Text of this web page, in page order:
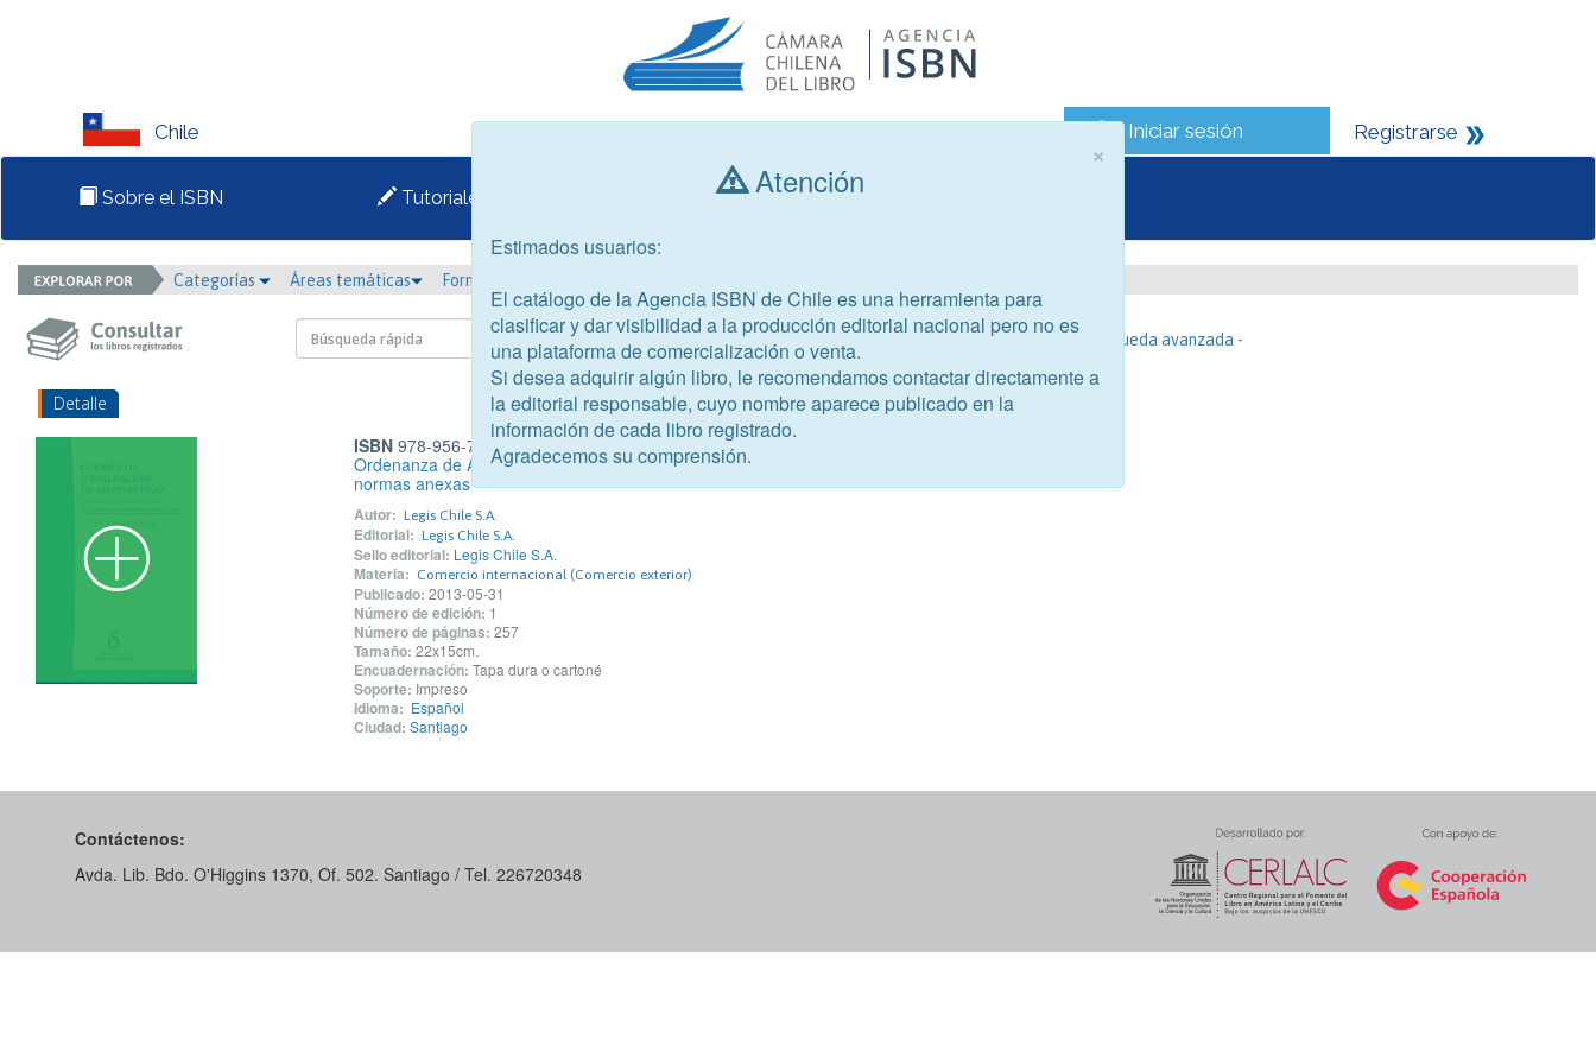
Chile Iniciar sesión Registrarse
Sobre el ISBN Tutoriales Consultar libros
Categorías Áreas temáticas Formato
- Búsqueda avanzada -
Detalle
ISBN978-956-7498-75-8
Ordenanza de Aduanas anotadas, comentada y
normas anexas
Autor: Legis Chile S.A.
Editorial: Legis Chile S.A.
Sello editorial: Legis Chile S.A.
Materia: Comercio internacional (Comercio exterior)
Publicado: 2013-05-31
Número de edición: 1
Número de páginas: 257
Tamaño: 22x15cm.
Encuadernación: Tapa dura o cartoné
Soporte: Impreso
Idioma: Español
Ciudad: Santiago
Contáctenos:
Avda. Lib. Bdo. O'Higgins 1370, Of. 502. Santiago / Tel. 226720348
×
Atención
Estimados usuarios:
El catálogo de la Agencia ISBN de Chile es una herramienta para
clasificar y dar visibilidad a la producción editorial nacional pero no es
una plataforma de comercialización o venta.
Si desea adquirir algún libro, le recomendamos contactar directamente a
la editorial responsable, cuyo nombre aparece publicado en la
información de cada libro registrado.
Agradecemos su comprensión.